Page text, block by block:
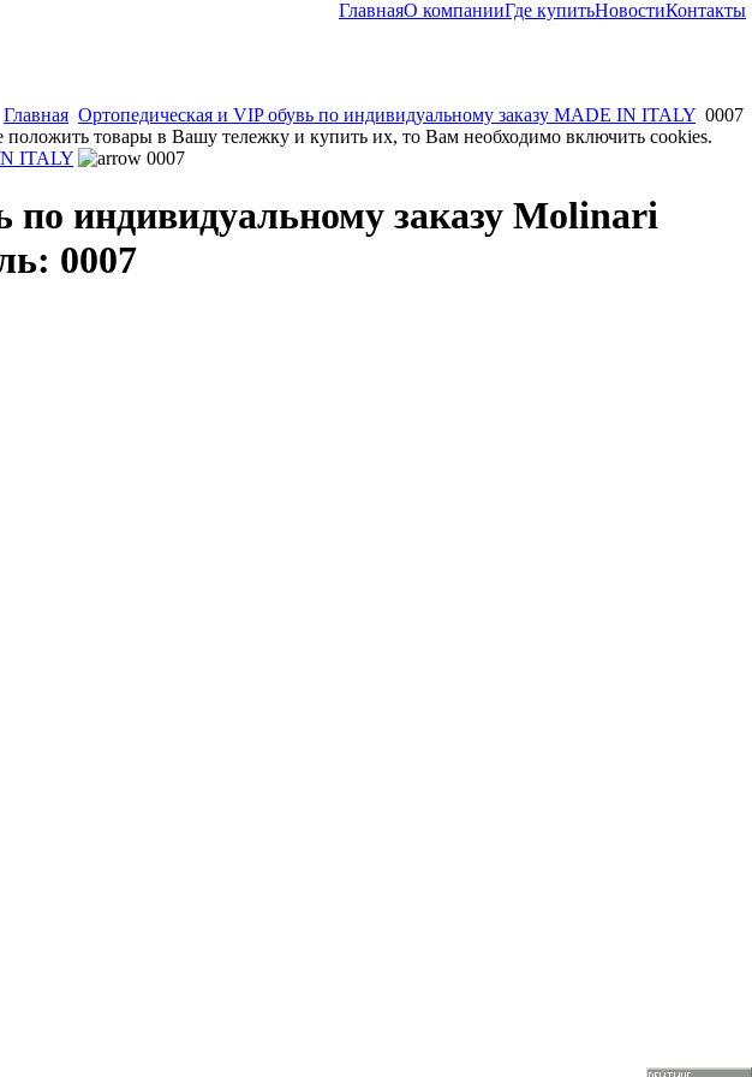
ГлавнаяО компанииГде купитьНовостиКонтакты
Главная Ортопедическая и VIP обувь по индивидуальному заказу MADE IN ITALY 0007
товары в Вашу тележку и купить их, то Вам необходимо включить cookies.
ITALY
0007
по индивидуальному заказу Molinari
0007